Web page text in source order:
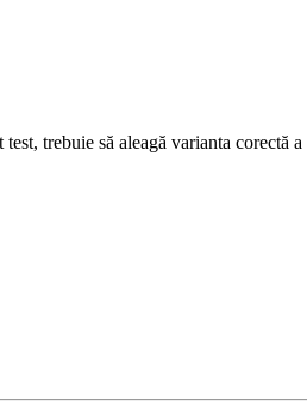
trebuie să aleagă varianta